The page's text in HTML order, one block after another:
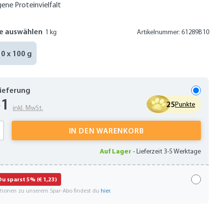
Proteinvielfalt
auswählen 1 kg Artikelnummer: 61289B10
x 100 g
inkl. MwSt. 25Punkte
Anzahl: Gib den gewünschten Wert ein
IN DEN WARENKORB
Auf Lager -Lieferzeit 3-5 Werktage
sparst 5% (€ 1,23)
zu unserem Spar-Abo findest duhier.